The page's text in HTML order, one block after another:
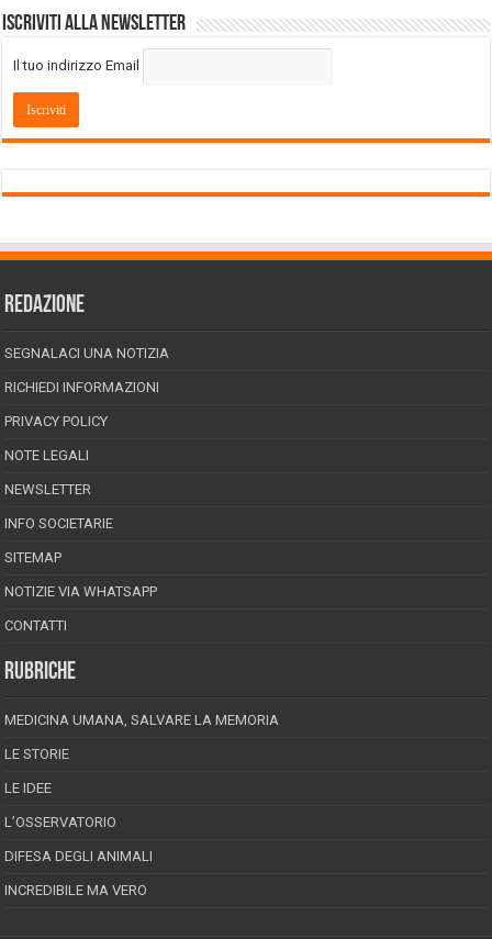
Iscriviti alla Newsletter
Il tuo indirizzo Email
REDAZIONE
SEGNALACI UNA NOTIZIA
RICHIEDI INFORMAZIONI
PRIVACY POLICY
NOTE LEGALI
NEWSLETTER
INFO SOCIETARIE
SITEMAP
NOTIZIE VIA WHATSAPP
CONTATTI
RUBRICHE
MEDICINA UMANA, SALVARE LA MEMORIA
LE STORIE
LE IDEE
L’OSSERVATORIO
DIFESA DEGLI ANIMALI
INCREDIBILE MA VERO